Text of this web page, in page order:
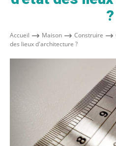
?
Accueil Maison Construire
des lieux d'architecture ?